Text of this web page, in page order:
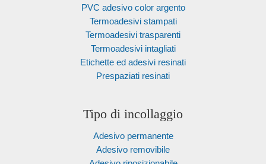
PVC adesivo color argento
Termoadesivi stampati
Termoadesivi trasparenti
Termoadesivi intagliati
Etichette ed adesivi resinati
Prespaziati resinati
Tipo di incollaggio
Adesivo permanente
Adesivo removibile